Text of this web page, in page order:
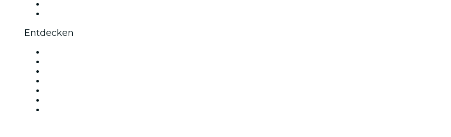
Entdecken